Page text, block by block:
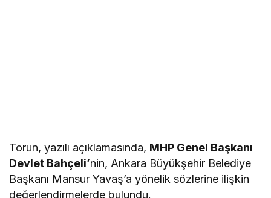
Torun, yazılı açıklamasında, MHP Genel Başkanı
Devlet Bahçeli’nin, Ankara Büyükşehir Belediye
Başkanı Mansur Yavaş’a yönelik sözlerine ilişkin
değerlendirmelerde bulundu.